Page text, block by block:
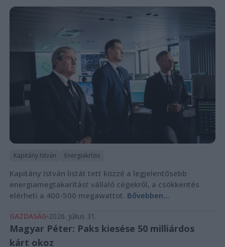
Kapitány István Energiakrízis
Kapitány István listát tett közzé a legjelentősebb
energiamegtakarítást vállaló cégekről, a csökkentés
elérheti a 400-500 megawattot. Bővebben...
GAZDASÁG 2026. július 31.
Magyar Péter: Paks kiesése 50 milliárdos
kárt okoz